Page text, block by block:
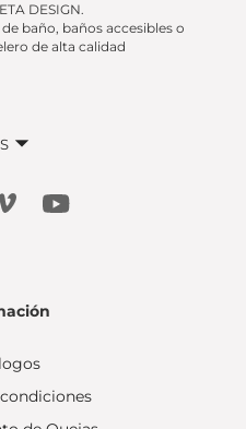
DESIGN.
baño, baños accesibles o
de alta calidad